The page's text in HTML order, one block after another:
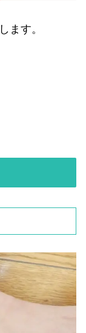
ます。